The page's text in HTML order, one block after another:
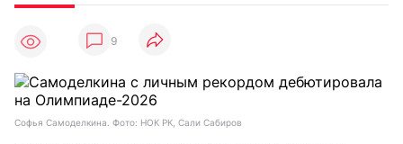
9
Софья Самоделкина. Фото: НОК РК, Сали Сабиров